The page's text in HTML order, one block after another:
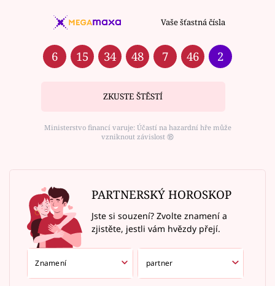
Vaše šťastná čísla
6 15 34 48 7 46 2
ZKUSTE ŠTĚSTÍ
Ministerstvo financí varuje: Účastí na hazardní hře může
vzniknout závislost ⑱
PARTNERSKÝ HOROSKOP
Jste si souzení? Zvolte znamení a
zjistěte, jestli vám hvězdy přejí.